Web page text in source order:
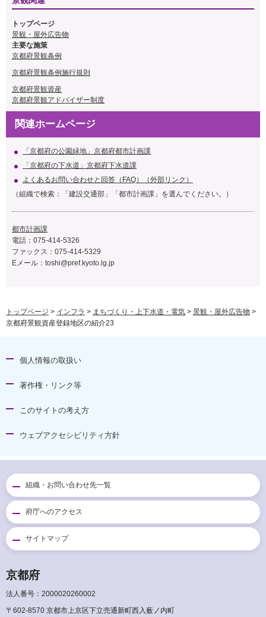
トップページ
景観・屋外広告物
主要な施策
京都府景観条例
京都府景観条例施行規則
京都府景観資産
京都府景観アドバイザー制度
関連ホームページ
「京都府の公園緑地」京都府都市計画課
「京都府の下水道」京都府下水道課
よくあるお問い合わせと回答（FAQ）（外部リンク）
（組織で検索：「建設交通部」「都市計画課」を選んでください。）
都市計画課
電話：075-414-5326
ファックス：075-414-5329
Eメール：toshi@pref.kyoto.lg.jp
トップページ > インフラ > まちづくり・上下水道・電気 > 景観・屋外広告物 >
京都府景観資産登録地区の紹介23
個人情報の取扱い
著作権・リンク等
このサイトの考え方
ウェブアクセシビリティ方針
組織・お問い合わせ先一覧
府庁へのアクセス
サイトマップ
京都府
法人番号：2000020260002
〒602-8570 京都市上京区下立売通新町西入薮ノ内町